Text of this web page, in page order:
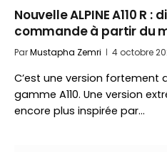
Nouvelle ALPINE A110 R :
commande à partir du
ParMustapha Zemri 4 octobre
C’est une version
gamme A110. Une version
encore plus inspirée par…